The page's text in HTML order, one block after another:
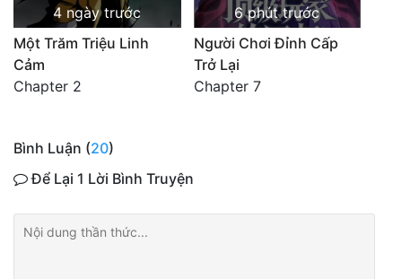
4 ngày trước
Một Trăm Triệu Linh
Cảm
Chapter 2
6 phút trước
Người Chơi Đỉnh Cấp
Trở Lại
Chapter 7
Bình Luận (20)
Để Lại 1 Lời Bình Truyện